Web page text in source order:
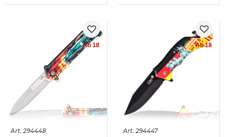
Ab 18
Art. 294448
Ab 18
Art. 294447